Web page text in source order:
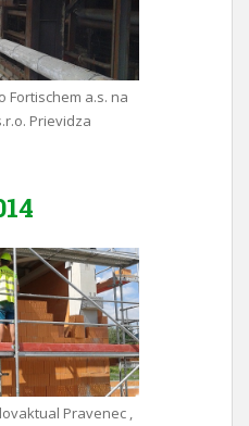
Fortischem a.s. na
Prievidza
Pravenec ,